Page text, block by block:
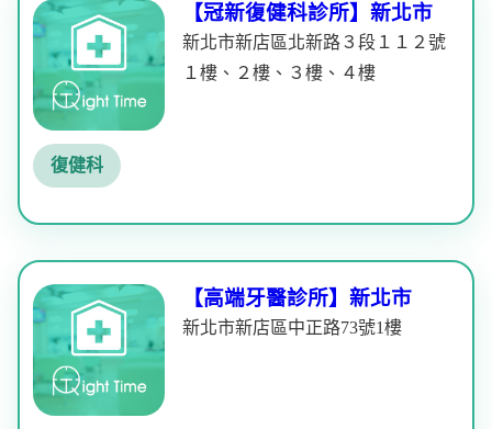
【冠新復健科診所】新北市
新北市新店區北新路３段１１２號
１樓、２樓、３樓、４樓
復健科
【高端牙醫診所】新北市
新北市新店區中正路73號1樓